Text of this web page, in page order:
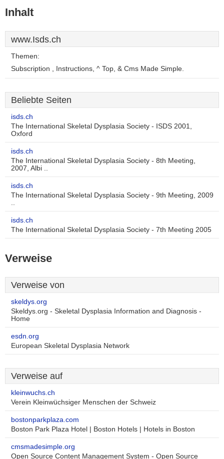
Inhalt
www.Isds.ch
Themen:
Subscription , Instructions, ^ Top, & Cms Made Simple.
Beliebte Seiten
isds.ch
The International Skeletal Dysplasia Society - ISDS 2001,
Oxford
isds.ch
The International Skeletal Dysplasia Society - 8th Meeting,
2007, Albi ..
isds.ch
The International Skeletal Dysplasia Society - 9th Meeting, 2009
..
isds.ch
The International Skeletal Dysplasia Society - 7th Meeting 2005
Verweise
Verweise von
skeldys.org
Skeldys.org - Skeletal Dysplasia Information and Diagnosis -
Home
esdn.org
European Skeletal Dysplasia Network
Verweise auf
kleinwuchs.ch
Verein Kleinwüchsiger Menschen der Schweiz
bostonparkplaza.com
Boston Park Plaza Hotel | Boston Hotels | Hotels in Boston
cmsmadesimple.org
Open Source Content Management System - Open Source